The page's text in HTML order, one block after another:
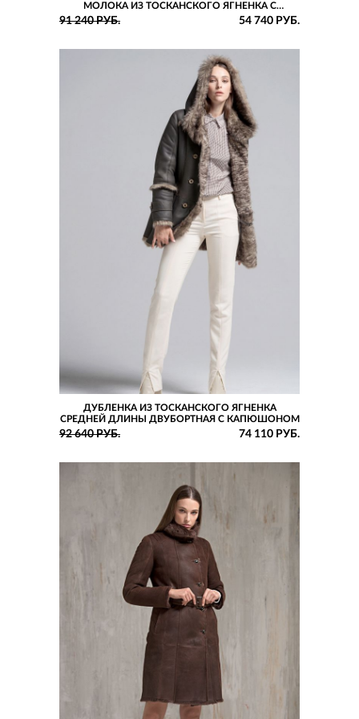
МОЛОКА ИЗ ТОСКАНСКОГО ЯГНЕНКА С
91 240 РУБ. 54 740 РУБ.
ДУБЛЕНКА ИЗ ТОСКАНСКОГО ЯГНЕНКА
СРЕДНЕЙ ДЛИНЫ ДВУБОРТНАЯ С КАПЮШОНОМ
92 640 РУБ. 74 110 РУБ.